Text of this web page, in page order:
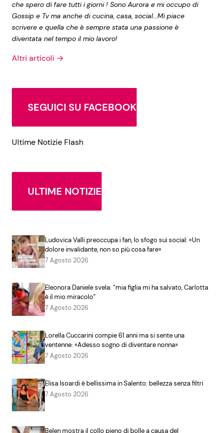
che spero di fare tutti i giorni ! Sono Aurora e mi occupo di
Gossip e Tv ma anche di cucina, casa, social...Mi piace
scrivere e quella che è sempre stata una passione è
diventata nel tempo il mio lavoro!
Altri articoli →
SEGUICI SU FACEBOOK
Ultime Notizie Flash
ULTIME NOTIZIE
Ludovica Valli preoccupa i fan, lo sfogo sui social: «Un
dolore invalidante, non so più cosa fare»
7 Agosto 2026
Eleonora Daniele svela: “mia figlia mi ha salvato, Carlotta
è il mio miracolo”
7 Agosto 2026
Lorella Cuccarini compie 61 anni ma si sente una
ventenne: «Adesso sogno di diventare nonna»
7 Agosto 2026
Elisa Isoardi è bellissima in Salento: bellezza senza filtri
7 Agosto 2026
Belen mostra il collo pieno di bolle a causa del